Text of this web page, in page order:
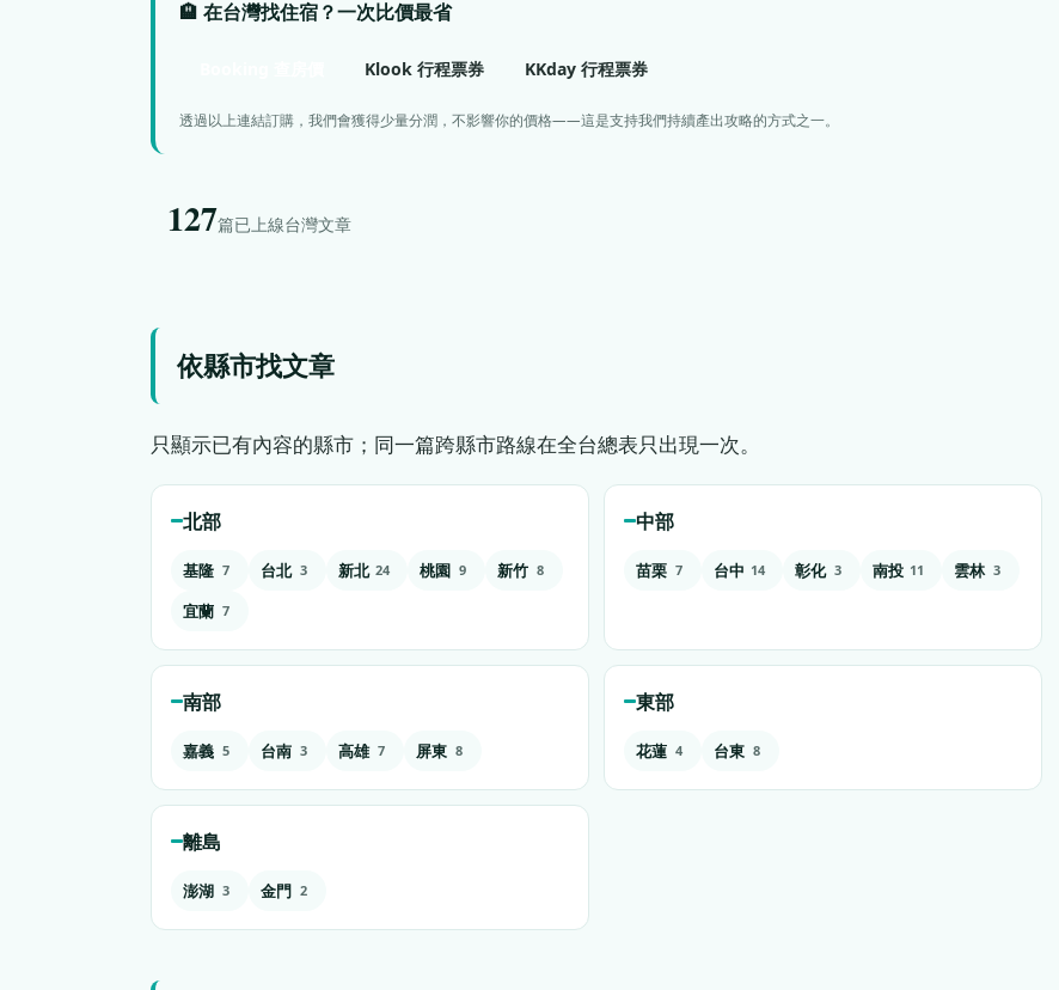
🏨 在台灣找住宿？一次比價最省
Klook 行程票券 KKday 行程票券
透過以上連結訂購，我們會獲得少量分潤，不影響你的價格——這是支持我們持續產出攻略的方式之一。
127篇已上線台灣文章
依縣市找文章
只顯示已有內容的縣市；同一篇跨縣市路線在全台總表只出現一次。
北部
基隆 7 台北 3 新北 24 桃園 9 新竹 8
宜蘭 7
中部
苗栗 7 台中 14 彰化 3 南投 11 雲林 3
南部
嘉義 5 台南 3 高雄 7 屏東 8
東部
花蓮 4 台東 8
離島
澎湖 3 金門 2